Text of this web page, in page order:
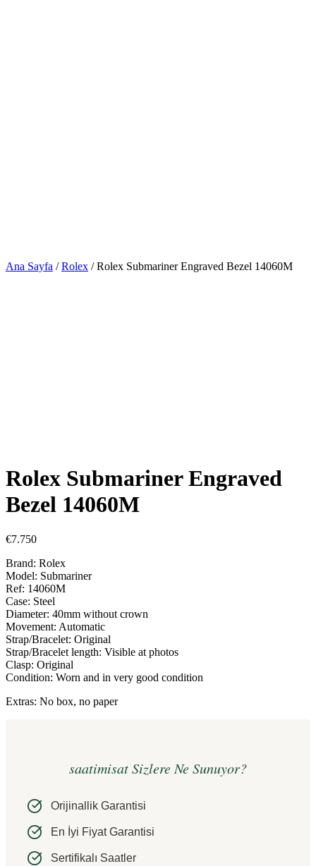
Ana Sayfa /Rolex / Rolex Submariner Engraved Bezel 14060M
Rolex Submariner Engraved
Bezel 14060M
€7.750
Brand: Rolex
Model: Submariner
Ref: 14060M
Case: Steel
Diameter: 40mm without crown
Movement: Automatic
Strap/Bracelet: Original
Strap/Bracelet length: Visible at photos
Clasp: Original
Condition: Worn and in very good condition
Extras: No box, no paper
saatimisat Sizlere Ne Sunuyor?
Orijinallik Garantisi
En İyi Fiyat Garantisi
Sertifikalı Saatler